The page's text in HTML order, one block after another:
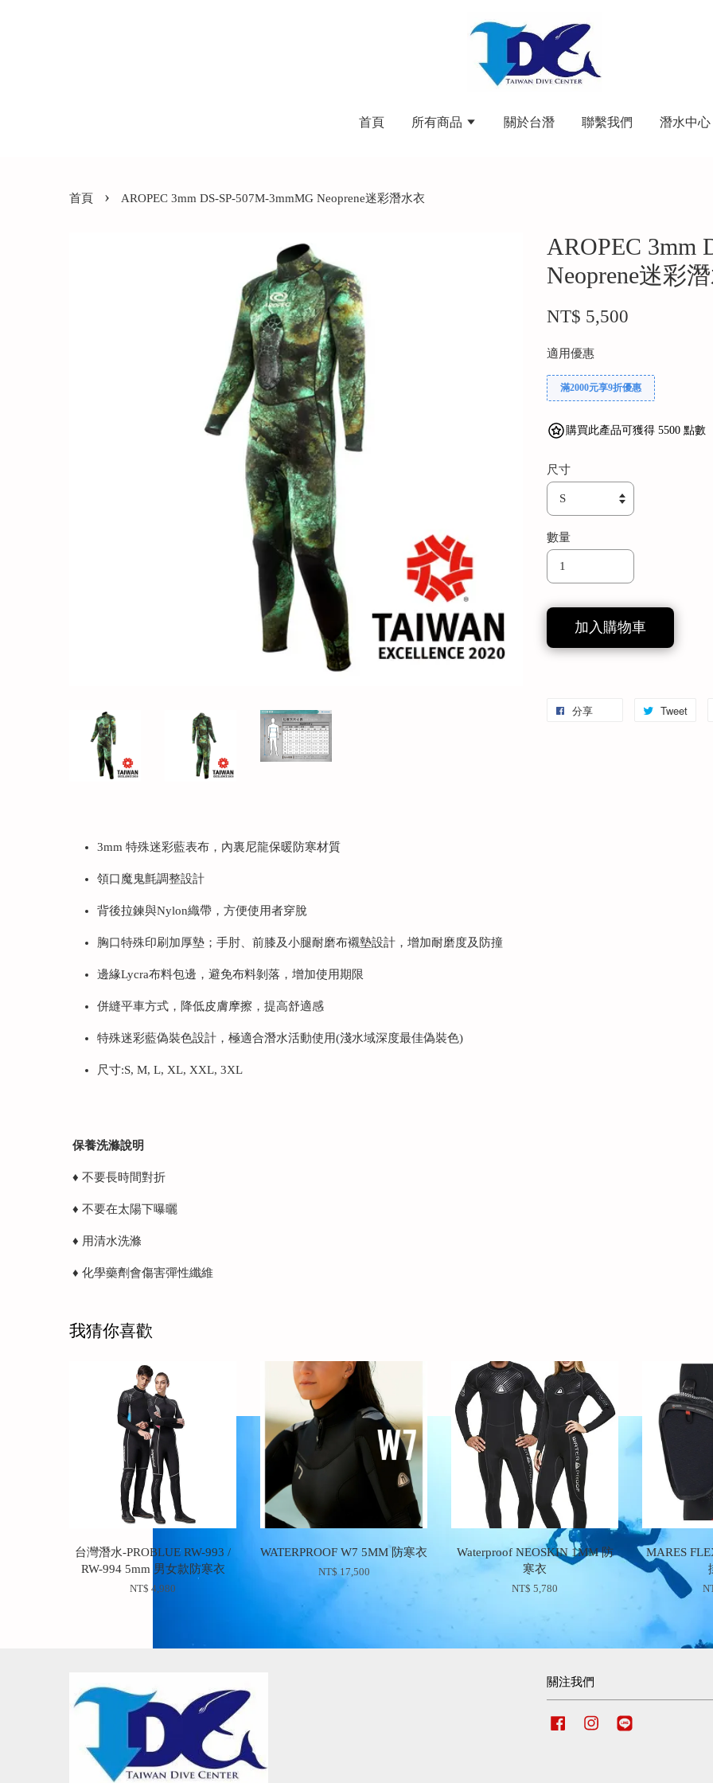
首頁 所有商品 關於台潛 聯繫我們 潛水中心
首頁 › AROPEC 3mm DS-SP-507M-3mmMG Neoprene迷彩潛水衣
AROPEC 3mm
Neoprene迷彩
NT$ 5,500
適用優惠
滿2000元享9折優惠
購買此產品可獲得 5500 點數
尺寸
數量
加入購物車
分享 Tweet
3mm 特殊迷彩藍表布，內裏尼龍保暖防寒材質
領口魔鬼氈調整設計
背後拉鍊與Nylon織帶，方便使用者穿脫
胸口特殊印刷加厚墊；手肘、前膝及小腿耐磨布襯墊設計，增加耐磨度及防撞
邊緣Lycra布料包邊，避免布料剝落，增加使用期限
併縫平車方式，降低皮膚摩擦，提高舒適感
特殊迷彩藍偽裝色設計，極適合潛水活動使用(淺水域深度最佳偽裝色)
尺寸:S, M, L, XL, XXL, 3XL
保養洗滌說明
♦ 不要長時間對折
♦ 不要在太陽下曝曬
♦ 用清水洗滌
♦ 化學藥劑會傷害彈性纖維
我猜你喜歡
台灣潛水-PROBLUE RW-993 /
RW-994 5mm 男女款防寒衣
NT$ 4,980
WATERPROOF W7 5MM 防寒衣
NT$ 17,500
Waterproof NEOSKIN 1MM 防
寒衣
NT$ 5,780
MARES
關注我們
Facebook Instagram